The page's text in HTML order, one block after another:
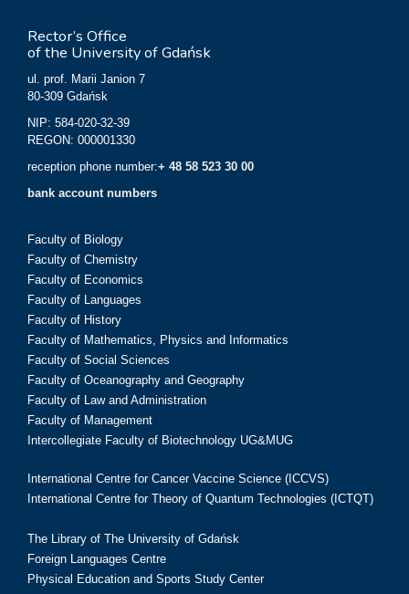
Rector’s Office
of the University of Gdańsk
ul. prof. Marii Janion 7
80-309 Gdańsk
NIP: 584-020-32-39
REGON: 000001330
reception phone number:+ 48 58 523 30 00
bank account numbers
Faculty of Biology
Faculty of Chemistry
Faculty of Economics
Faculty of Languages
Faculty of History
Faculty of Mathematics, Physics and Informatics
Faculty of Social Sciences
Faculty of Oceanography and Geography
Faculty of Law and Administration
Faculty of Management
Intercollegiate Faculty of Biotechnology UG&MUG
International Centre for Cancer Vaccine Science (ICCVS)
International Centre for Theory of Quantum Technologies (ICTQT)
The Library of The University of Gdańsk
Foreign Languages Centre
Physical Education and Sports Study Center